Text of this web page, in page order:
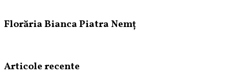
Florăria Bianca Piatra Nemț
Articole recente